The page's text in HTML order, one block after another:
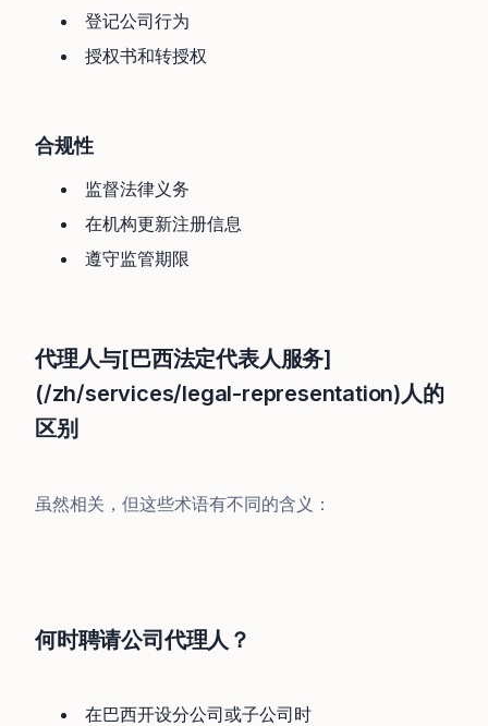
登记公司行为
授权书和转授权
合规性
监督法律义务
在机构更新注册信息
遵守监管期限
代理人与[巴西法定代表人服务]
(/zh/services/legal-representation)人的
区别
虽然相关，但这些术语有不同的含义：
何时聘请公司代理人？
在巴西开设分公司或子公司时